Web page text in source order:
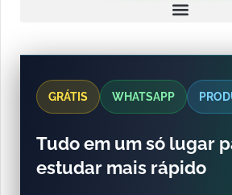
GRÁTIS WHATSAPP
Tudo em um só lugar
estudar mais rápido